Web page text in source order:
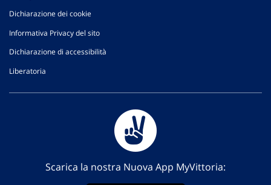
Dichiarazione dei cookie
Informativa Privacy del sito
Dichiarazione di accessibilità
Liberatoria
Scarica la nostra Nuova App MyVittoria: